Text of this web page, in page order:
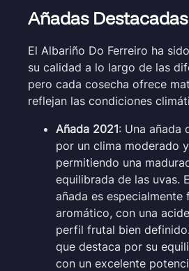
Añadas Destacadas
El Albariño Do Ferreiro ha
su calidad a lo largo de las
pero cada cosecha ofrece
reflejan las condiciones
Añada 2021: Una añada
por un clima moderado
permitiendo una
equilibrada de las uvas.
añada es especialmente
aromático, con una
perfil frutal bien
que destaca por su
con un excelente